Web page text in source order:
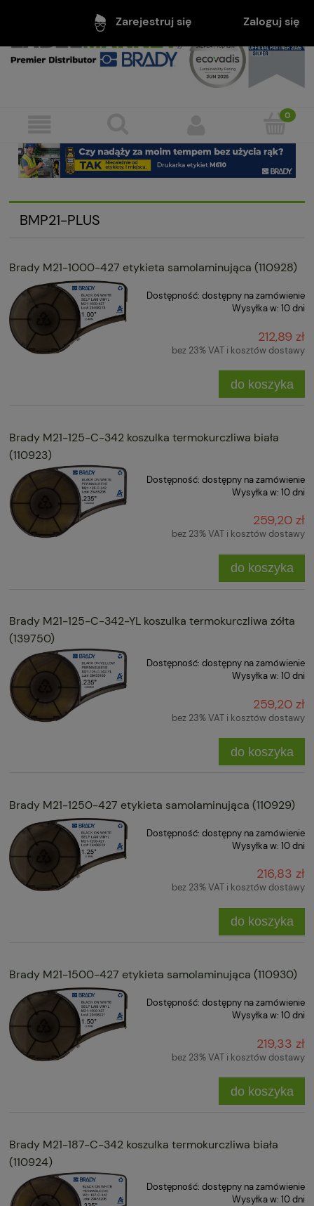
Zarejestruj się Zaloguj się
BMP21-PLUS
Brady M21-1000-427 etykieta samolaminująca (110928)
Dostępność: dostępny na zamówienie
Wysyłka w: 10 dni
212,89 zł
bez 23% VAT i kosztów dostawy
do koszyka
Brady M21-125-C-342 koszulka termokurczliwa biała
(110923)
Dostępność: dostępny na zamówienie
Wysyłka w: 10 dni
259,20 zł
bez 23% VAT i kosztów dostawy
do koszyka
Brady M21-125-C-342-YL koszulka termokurczliwa żółta
(139750)
Dostępność: dostępny na zamówienie
Wysyłka w: 10 dni
259,20 zł
bez 23% VAT i kosztów dostawy
do koszyka
Brady M21-1250-427 etykieta samolaminująca (110929)
Dostępność: dostępny na zamówienie
Wysyłka w: 10 dni
216,83 zł
bez 23% VAT i kosztów dostawy
do koszyka
Brady M21-1500-427 etykieta samolaminująca (110930)
Dostępność: dostępny na zamówienie
Wysyłka w: 10 dni
219,33 zł
bez 23% VAT i kosztów dostawy
do koszyka
Brady M21-187-C-342 koszulka termokurczliwa biała
(110924)
Dostępność: dostępny na zamówienie
Wysyłka w: 10 dni